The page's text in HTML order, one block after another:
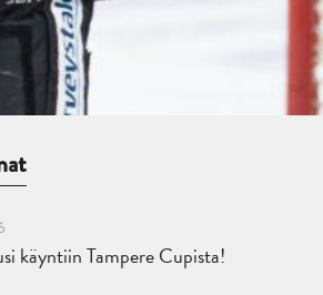
käyntiin Tampere Cupista!